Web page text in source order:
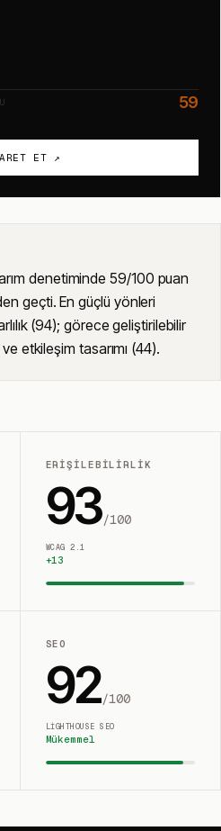
59
ET ↗
denetiminde 59/100 puan
geçti. En güçlü yönleri
(94); görece geliştirilebilir
etkileşim tasarımı (44).
ERIŞILEBILIRLIK
93/100
WCAG 2.1
+13
SEO
92/100
LIGHTHOUSE SEO
Mükemmel